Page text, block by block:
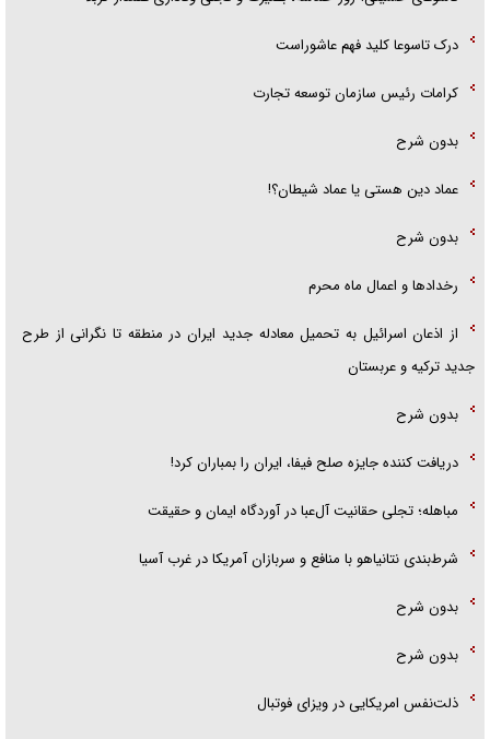
درک تاسوعا کلید فهم عاشوراست
کرامات رئیس سازمان توسعه تجارت
بدون شرح
عماد دین هستی یا عماد شیطان؟!
بدون شرح
رخداد‌ها و اعمال ماه محرم
از اذعان اسرائیل به تحمیل معادله جدید ایران در منطقه تا نگرانی از طرح
جدید ترکیه و عربستان
بدون شرح
دریافت کننده جایزه صلح فیفا، ایران را بمباران کرد!
مباهله؛ تجلی حقانیت آل‌عبا در آوردگاه ایمان و حقیقت
شرط‌بندی نتانیاهو با منافع و سربازان آمریکا در غرب آسیا
بدون شرح
بدون شرح
ذلت‌نفس امریکایی در ویزای فوتبال